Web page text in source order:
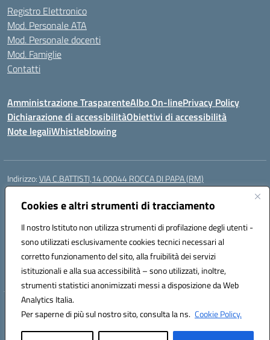
Cookies e altri strumenti di tracciamento
Il nostro Istituto non utilizza strumenti di profilazione degli utenti -
sono utilizzati esclusivamente cookies tecnici necessari al
corretto funzionamento del sito, alla fruibilità dei servizi
istituzionali e alla sua accessibilità – sono utilizzati, inoltre,
strumenti statistici anonimizzati messi a disposizione da Web
Analytics Italia.
Per saperne di più sul nostro sito, consulta la ns. Cookie Policy.
Registro Elettronico
Mod. Personale ATA
Mod. Personale docenti
Mod. Famiglie
Contatti
Amministrazione TrasparenteAlbo On-linePrivacy Policy
Dichiarazione di accessibilitàObiettivi di accessibilità
Note legaliWhistleblowing
Indirizzo:VIA C.BATTISTI,14 00044 ROCCA DI PAPA (RM)
Centralino:
Posta elettronica certificata (PEC):rmic8aq00n@pec.istruzione.it
Codice fiscale: 84002620585
Codice meccanografico:RMIC8AQ00N
Codice Indice delle Pubbliche Amministrazioni (IPA): istsc_rmic8aq00n
Codice unico di fatturazione (CUF): 7JVJUU
Hosting & Powered by 3D Solution S.r.l.
Concept & Design by Designers Italia